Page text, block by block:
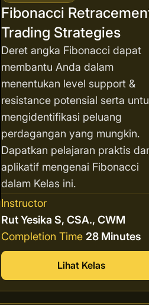
Fibonacci
Trading Strategies
Deret angka Fibonacci dapat
membantu Anda dalam
menentukan level support &
resistance potensial serta
mengidentifikasi peluang
perdagangan yang mungkin.
Dapatkan pelajaran praktis
aplikatif mengenai Fibonacci
dalam Kelas ini.
Instructor
Rut Yesika S, CSA., CWM
Completion Time 28 Minutes
Lihat Kelas